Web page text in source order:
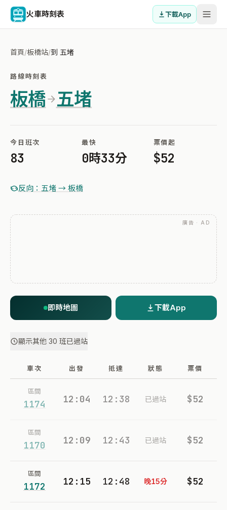
火車時刻表 下載App
首頁/板橋站/到 五堵
路線時刻表
板橋 五堵
今日班次
83
最快
0時33分
票價起
$52
反向：五堵 → 板橋
廣告 · AD
即時地圖 下載App
顯示其他 30 班已過站
車次 出發 抵達 狀態 票價
區間
1174 12:04 12:38 已過站 $52
區間
1170 12:09 12:43 已過站 $52
區間
1172 12:15 12:48 晚15分 $52